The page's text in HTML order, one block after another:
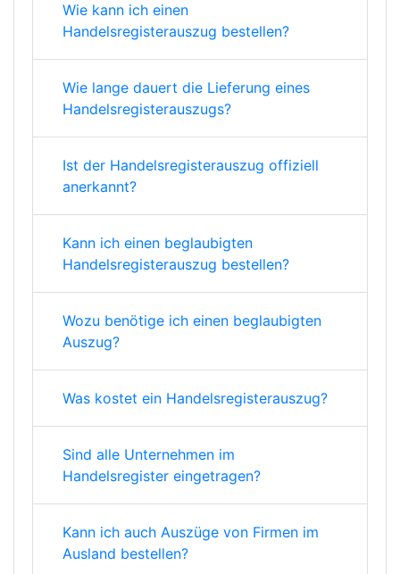
Wie kann ich einen
Handelsregisterauszug bestellen?
Wie lange dauert die Lieferung eines
Handelsregisterauszugs?
Ist der Handelsregisterauszug offiziell
anerkannt?
Kann ich einen beglaubigten
Handelsregisterauszug bestellen?
Wozu benötige ich einen beglaubigten
Auszug?
Was kostet ein Handelsregisterauszug?
Sind alle Unternehmen im
Handelsregister eingetragen?
Kann ich auch Auszüge von Firmen im
Ausland bestellen?